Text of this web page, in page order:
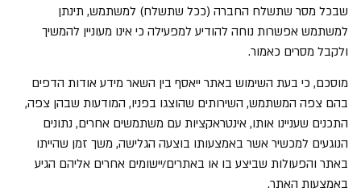
שבכל מסר שתשלח החברה (ככל שתשלח) למשתמש, תינתן
למשתמש אפשרות נוחה להודיע למפעילה כי אינו מעוניין להמשיך
ולקבל מסרים כאמור.
מוסכם, כי בעת השימוש באתר ייאסף בין השאר מידע אודות הדפים
בהם צפה המשתמש, השירותים שהוצגו בפניו, המודעות שבהן צפה,
התכנים שעניינו אותו, אינטראקציות עם משתמשים אחרים, נתונים
הנוגעים למכשיר אשר באמצעותו בוצעה הגלישה, משך זמן שהייתו
באתר והפעולות שביצע בו או באתרים/יישומים אחרים אליהם הגיע
באמצעות האתר.